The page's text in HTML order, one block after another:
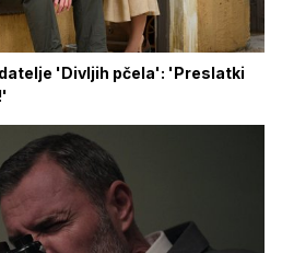
'Divljih pčela': 'Preslatki